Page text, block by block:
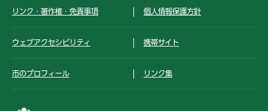
リンク・著作権・免責事項 個人情報保護方針
ウェブアクセシビリティ 携帯サイト
市のプロフィール リンク集